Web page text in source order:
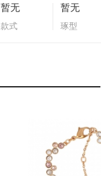
暂无
款式
暂无
琢型